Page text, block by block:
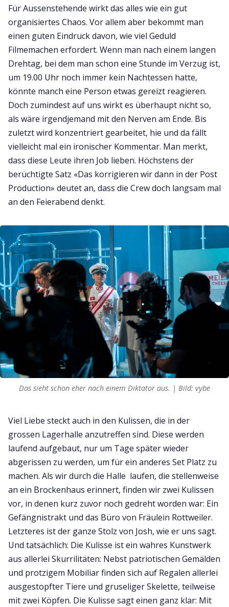
Für Aussenstehende wirkt das alles wie ein gut
organisiertes Chaos. Vor allem aber bekommt man
einen guten Eindruck davon, wie viel Geduld
Filmemachen erfordert. Wenn man nach einem langen
Drehtag, bei dem man schon eine Stunde im Verzug ist,
um 19.00 Uhr noch immer kein Nachtessen hatte,
könnte manch eine Person etwas gereizt reagieren.
Doch zumindest auf uns wirkt es überhaupt nicht so,
als wäre irgendjemand mit den Nerven am Ende. Bis
zuletzt wird konzentriert gearbeitet, hie und da fällt
vielleicht mal ein ironischer Kommentar. Man merkt,
dass diese Leute ihren Job lieben. Höchstens der
berüchtigte Satz «Das korrigieren wir dann in der Post
Production» deutet an, dass die Crew doch langsam mal
an den Feierabend denkt.
Das sieht schon eher nach einem Diktator aus. | Bild: vybe
Viel Liebe steckt auch in den Kulissen, die in der
grossen Lagerhalle anzutreffen sind. Diese werden
laufend aufgebaut, nur um Tage später wieder
abgerissen zu werden, um für ein anderes Set Platz zu
machen. Als wir durch die Halle laufen, die stellenweise
an ein Brockenhaus erinnert, finden wir zwei Kulissen
vor, in denen kurz zuvor noch gedreht worden war: Ein
Gefängnistrakt und das Büro von Fräulein Rottweiler.
Letzteres ist der ganze Stolz von Josh, wie er uns sagt.
Und tatsächlich: Die Kulisse ist ein wahres Kunstwerk
aus allerlei Skurrilitäten: Nebst patriotischen Gemälden
und protzigem Mobiliar finden sich auf Regalen allerlei
ausgestopfter Tiere und gruseliger Skelette, teilweise
mit zwei Köpfen. Die Kulisse sagt einen ganz klar: Mit